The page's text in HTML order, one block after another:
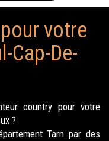
votre
Cap-De-
country pour votre
?
Tarn par des